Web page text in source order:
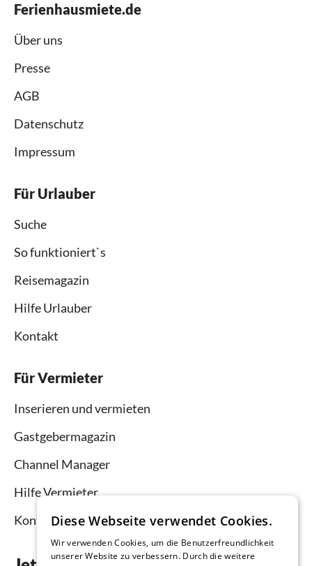
Ferienhausmiete.de
Über uns
Presse
AGB
Datenschutz
Impressum
Für Urlauber
Suche
So funktioniert`s
Reisemagazin
Hilfe Urlauber
Kontakt
Für Vermieter
Inserieren und vermieten
Gastgebermagazin
Channel Manager
Hilfe Vermieter
KontaktDiese Webseite verwendet Cookies.
Wir verwenden Cookies, um die Benutzerfreundlichkeit
unserer Website zu verbessern. Durch die weitere